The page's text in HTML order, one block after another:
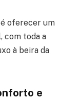
oferecer um
com toda a
à beira da
e